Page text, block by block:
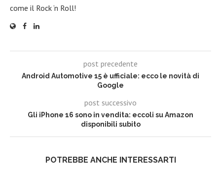
come il Rock ‘n Roll!
post precedente
Android Automotive 15 è ufficiale: ecco le novità di
Google
post successivo
Gli iPhone 16 sono in vendita: eccoli su Amazon
disponibili subito
POTREBBE ANCHE INTERESSARTI